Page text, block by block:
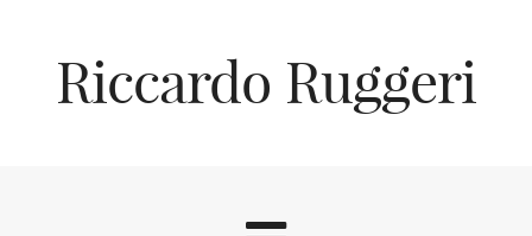
Riccardo Ruggeri